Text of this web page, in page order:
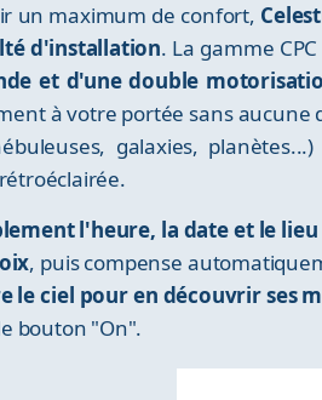
un maximum de confort,
d'installation. La gamme
et d'une double
à votre portée sans
galaxies,
l'heure, la date et le
, puis compense
le ciel pour en découvrir ses
bouton "On".